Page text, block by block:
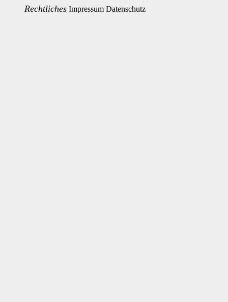
Rechtliches Impressum Datenschutz